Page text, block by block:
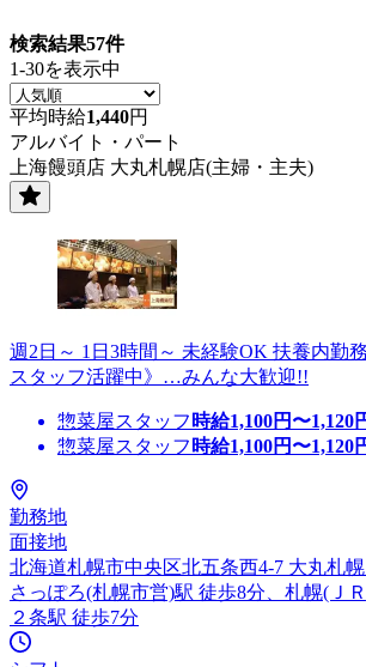
検索結果57件
1-30を表示中
平均時給1,440円
アルバイト・パート
上海饅頭店 大丸札幌店(主婦・主夫)
週2日～ 1日3時間～ 未経験OK 扶養内勤
スタッフ活躍中》…みんな大歓迎!!
惣菜屋スタッフ 時給1,100円〜1,120
惣菜屋スタッフ 時給1,100円〜1,120
勤務地
面接地
北海道札幌市中央区北五条西4-7 大丸札
さっぽろ(札幌市営)駅 徒歩8分、札幌(Ｊ
２条駅 徒歩7分